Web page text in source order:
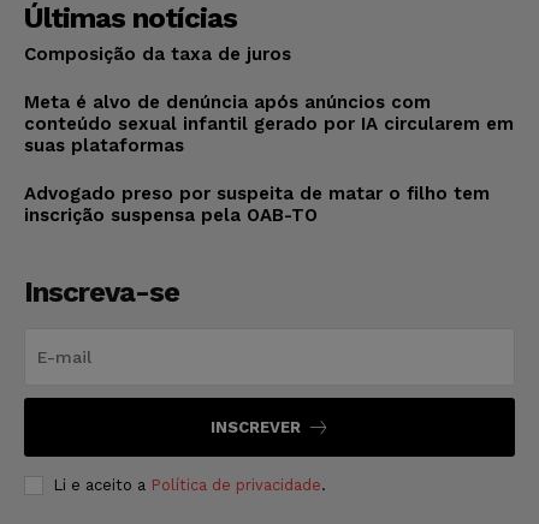
Últimas notícias
Composição da taxa de juros
Meta é alvo de denúncia após anúncios com
conteúdo sexual infantil gerado por IA circularem em
suas plataformas
Advogado preso por suspeita de matar o filho tem
inscrição suspensa pela OAB-TO
Inscreva-se
INSCREVER
Li e aceito a Política de privacidade.